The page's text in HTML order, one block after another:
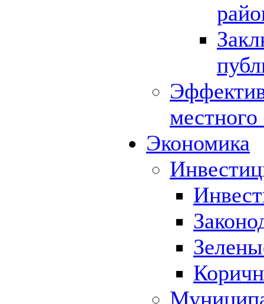
Экономика